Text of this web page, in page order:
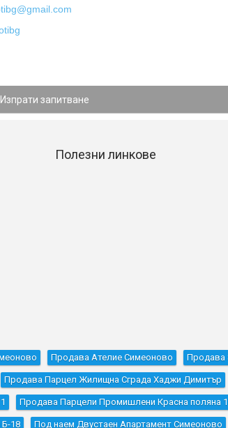
Изпрати запитване
Полезни линкове
Продава Ателие Симеоново Продава
Продава Парцел Жилищна Сграда Хаджи Димитър
Продава Парцели Промишлени Красна поляна 1
18 Под наем Двустаен Апартамент Симеоново